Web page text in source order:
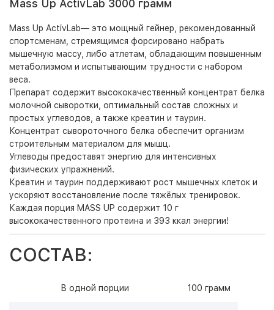
Mass Up ActivLab 3000 грамм
Mass Up ActivLab— это мощный гейнер, рекомендованный
спортсменам, стремящимся форсировано набрать
мышечную массу, либо атлетам, обладающим повышенным
метаболизмом и испытывающим трудности с набором
веса.
Препарат содержит высококачественный концентрат белка
молочной сыворотки, оптимальный состав сложных и
простых углеводов, а также креатин и таурин.
Концентрат сывороточного белка обеспечит организм
строительным материалом для мышц.
Углеводы предоставят энергию для интенсивных
физических упражнений.
Креатин и таурин поддерживают рост мышечных клеток и
ускоряют восстановление после тяжёлых тренировок.
Каждая порция MASS UP содержит 10 г
высококачественного протеина и 393 ккал энергии!
СОСТАВ:
В одной порции 100 грамм